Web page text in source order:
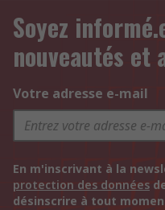
Soyez
nouveautés et
Votre adresse e-mail
En m'inscrivant à la
protection des données
désinscrire à tout